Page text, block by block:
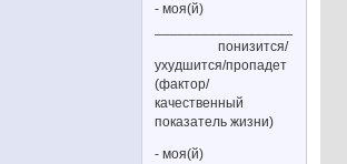
- моя(й)
понизится/
ухудшится/пропадет
(фактор/
качественный
показатель жизни)
- моя(й)